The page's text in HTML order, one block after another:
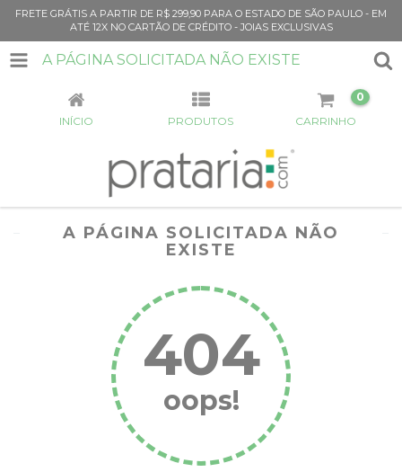
FRETE GRÁTIS A PARTIR DE R$ 299,90 PARA O ESTADO DE SÃO PAULO - EM
ATÉ 12X NO CARTÃO DE CRÉDITO - JOIAS EXCLUSIVAS
A PÁGINA SOLICITADA NÃO EXISTE
INÍCIO PRODUTOS CARRINHO
0
A PÁGINA SOLICITADA NÃO
EXISTE
404
oops!